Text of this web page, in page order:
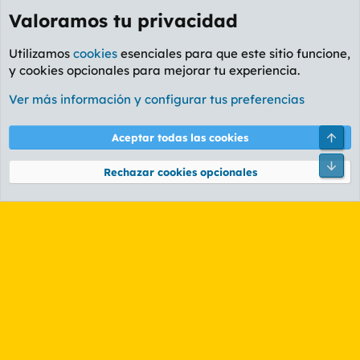
Foro Informática y Videojuegos
Cookies
PL OLDSTYLE AMARILLO
Términos y reglas Política de privacidad Ayuda
Community platform by XenForo® © 2010-2026 XenForo Ltd.
Valoramos tu privacidad
Utilizamos cookies esenciales para que este sitio funcione,
y cookies opcionales para mejorar tu experiencia.
Ver más información y configurar tus preferencias
Aceptar todas las cookies
Rechazar cookies opcionales
Pie